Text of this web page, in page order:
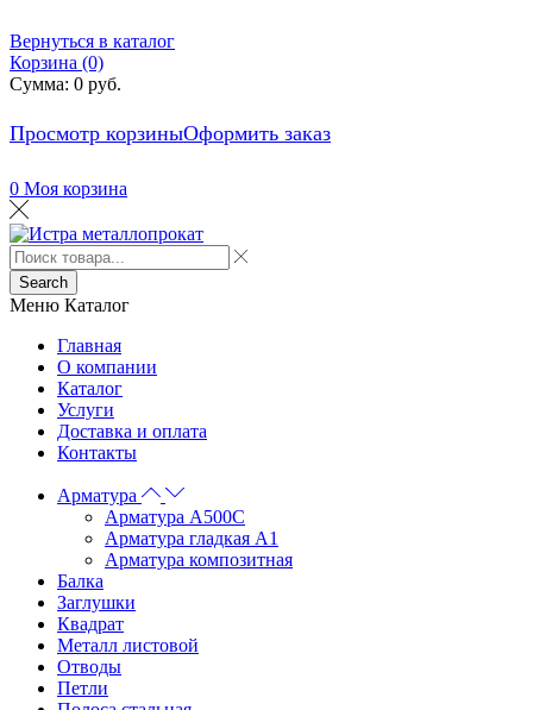
Вернуться в каталог
Корзина (0)
Сумма: 0 руб.
Просмотр корзиныОформить заказ
0 Моя корзина
Search
Меню Каталог
Главная
О компании
Каталог
Услуги
Доставка и оплата
Контакты
Арматура
Арматура А500С
Арматура гладкая А1
Арматура композитная
Балка
Заглушки
Квадрат
Металл листовой
Отводы
Петли